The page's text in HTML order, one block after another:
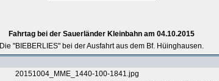
Fahrtag bei der Sauerländer Kleinbahn am 04.10.2015
Die "BIEBERLIES" bei der Ausfahrt aus dem Bf. Hüinghausen.
20151004_MME_1440-100-1841.jpg